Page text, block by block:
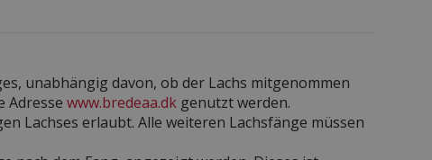
unabhängig davon, ob der Lachs mitgenommen
Adresse www.bredeaa.dk genutzt werden.
Lachses erlaubt. Alle weiteren Lachsfänge müssen